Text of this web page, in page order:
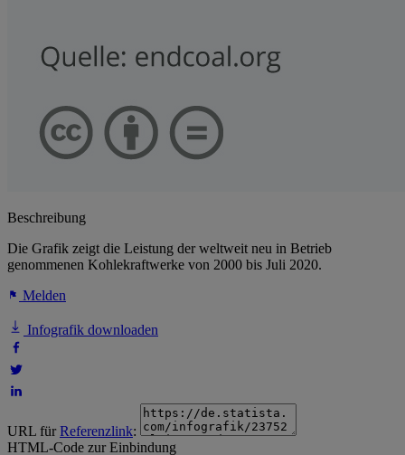
Beschreibung
Die Grafik zeigt die Leistung der weltweit neu in Betrieb
genommenen Kohlekraftwerke von 2000 bis Juli 2020.
Melden
Infografik downloaden
URL fürReferenzlink:
HTML-Code zur Einbindung